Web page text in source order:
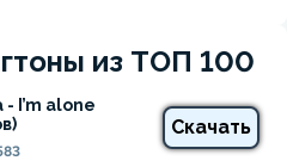
из ТОП 100
I’m alone
Скачать